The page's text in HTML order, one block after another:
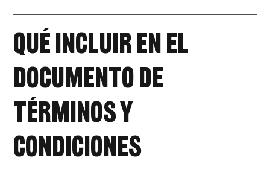
Qué incluir en el
documento de
términos y
condiciones